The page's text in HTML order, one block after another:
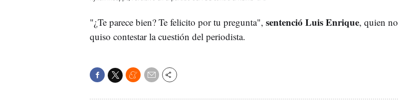
"¿Te parece bien? Te felicito por tu pregunta", sentenció Luis Enrique, quien no
quiso contestar la cuestión del periodista.